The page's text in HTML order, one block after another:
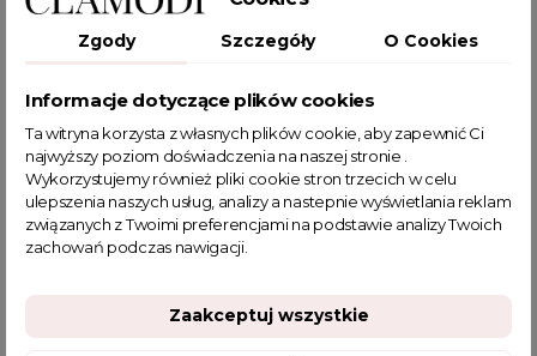
JEDEN ROZMIAR
Błyszcząca sukienka z
marszczeniem Gleam czarno-
bordowa
109,99 zł
34 38
Brokatowa sukienka na
299,99 zł
Zgody Szczegóły O Cookies
Informacje dotyczące plików cookies
Ta witryna korzysta z własnych plików cookie, aby zapewnić Ci
najwyższy poziom doświadczenia na naszej stronie .
Wykorzystujemy również pliki cookie stron trzecich w celu
ulepszenia naszych usług, analizy a nastepnie wyświetlania reklam
związanych z Twoimi preferencjami na podstawie analizy Twoich
zachowań podczas nawigacji.
Zaakceptuj wszystkie